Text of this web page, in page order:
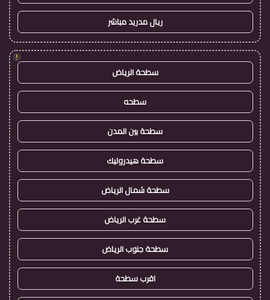
ريال مدريد مباشر
!
سطحة الرياض
سطحه
سطحة بين المدن
سطحة هيدروليك
سطحة شمال الرياض
سطحة غرب الرياض
سطحة جنوب الرياض
اقرب سطحة